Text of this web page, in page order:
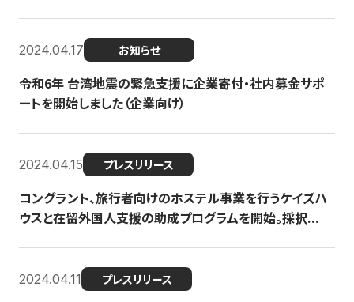
2024.04.17 お知らせ
令和6年 台湾地震の緊急支援に企業寄付・社内募金サポ
ートを開始しました（企業向け）
2024.04.15 プレスリリース
コングラント、旅行者向けのホステル事業を行うケイズハ
ウスと在留外国人支援の助成プログラムを開始。採択...
2024.04.11 プレスリリース